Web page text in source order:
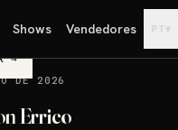
Shows Vendedores PT▾
→
DE 2026
Errico